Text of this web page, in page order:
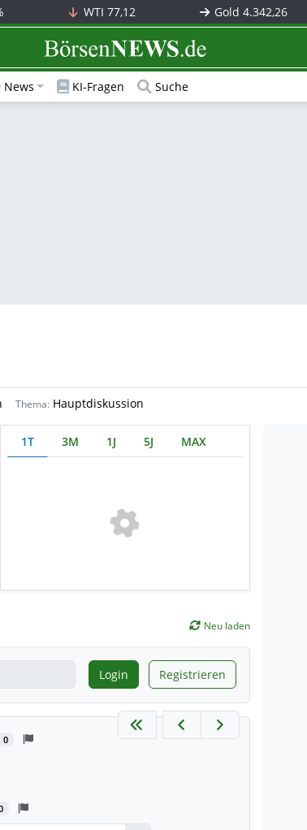
WTI 77,12 Gold4.342,26
BörsenNEWS.de
News KI-Fragen Suche
Thema: Hauptdiskussion
1T 3M 1J 5J MAX
Neu laden
Login Registrieren
0